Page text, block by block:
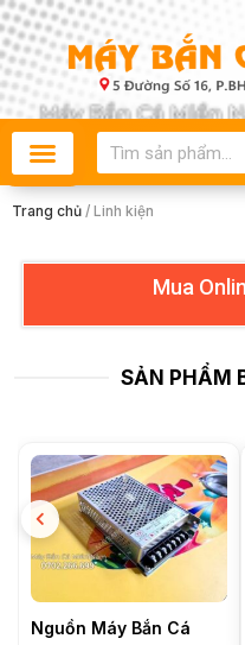
Skip
to
content
Search
Trang chủ / Linh kiện
Mua
SẢN PHẨM
Nguồn Máy Bắn Cá